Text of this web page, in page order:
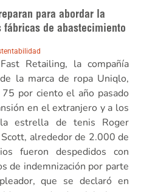
para abordar la
de abastecimiento
Retailing, la compañía
la marca de ropa Uniqlo,
por ciento el año pasado
en el extranjero y a los
estrella de tenis Roger
alrededor de 2.000 de
fueron despedidos con
de indemnización por parte
que se declaró en